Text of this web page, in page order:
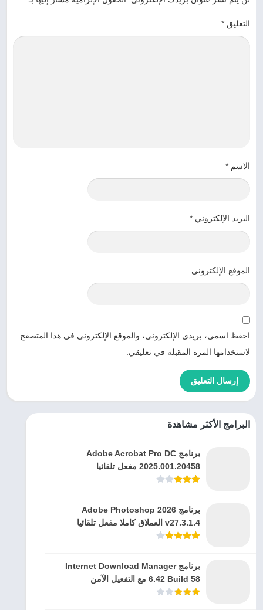
التعليق *
الاسم *
البريد الإلكتروني *
الموقع الإلكتروني
احفظ اسمي، بريدي الإلكتروني، والموقع الإلكتروني في هذا المتصفح
لاستخدامها المرة المقبلة في تعليقي.
البرامج الأكثر مشاهدة
برنامج Adobe Acrobat Pro DC
2025.001.20458 مفعل تلقائيا
برنامج Adobe Photoshop 2026
v27.3.1.4 العملاق كاملا مفعل تلقائيا
برنامج Internet Download Manager
6.42 Build 58 مع التفعيل الآمن